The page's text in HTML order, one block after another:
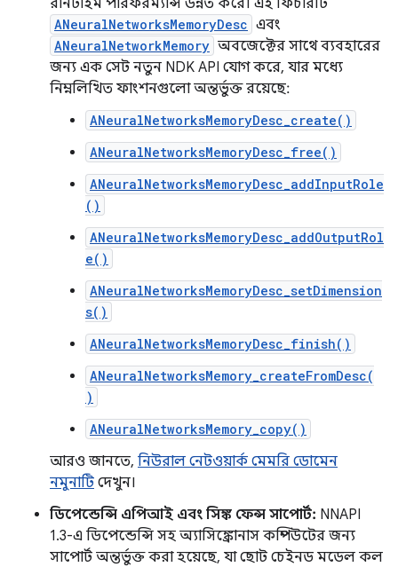
রানটাইম পারফরম্যান্স উন্নত করে। এই ফিচারটি
ANeuralNetworksMemoryDesc এবং
ANeuralNetworkMemory অবজেক্টের সাথে ব্যবহারের
জন্য এক সেট নতুন NDK API যোগ করে, যার মধ্যে
নিম্নলিখিত ফাংশনগুলো অন্তর্ভুক্ত রয়েছে:
ANeuralNetworksMemoryDesc_create()
ANeuralNetworksMemoryDesc_free()
ANeuralNetworksMemoryDesc_addInputRole
()
ANeuralNetworksMemoryDesc_addOutputRol
e()
ANeuralNetworksMemoryDesc_setDimension
s()
ANeuralNetworksMemoryDesc_finish()
ANeuralNetworksMemory_createFromDesc(
)
ANeuralNetworksMemory_copy()
আরও জানতে, নিউরাল নেটওয়ার্ক মেমরি ডোমেন
নমুনাটি দেখুন।
ডিপেন্ডেন্সি এপিআই এবং সিঙ্ক ফেন্স সাপোর্ট: NNAPI
1.3-এ ডিপেন্ডেন্সি সহ অ্যাসিঙ্ক্রোনাস কম্পিউটের জন্য
সাপোর্ট অন্তর্ভুক্ত করা হয়েছে, যা ছোট চেইনড মডেল কল